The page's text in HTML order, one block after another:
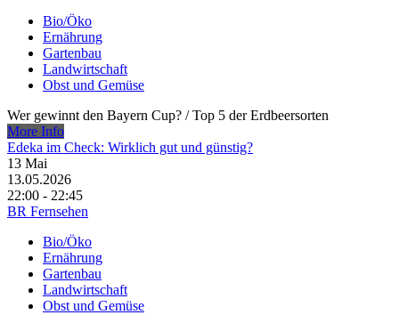
Bio/Öko
Ernährung
Gartenbau
Landwirtschaft
Obst und Gemüse
Wer gewinnt den Bayern Cup? /​ Top 5 der Erdbeersorten
More Info
Edeka im Check: Wirklich gut und günstig?
13 Mai
13.05.2026
22:00 - 22:45
BR Fernsehen
Bio/Öko
Ernährung
Gartenbau
Landwirtschaft
Obst und Gemüse